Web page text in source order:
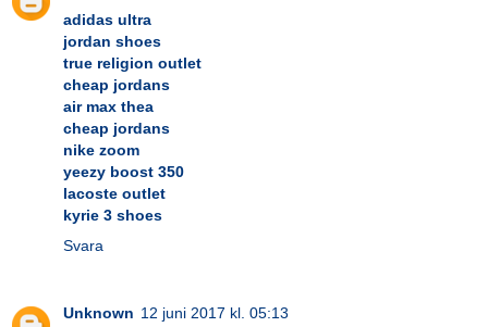
adidas ultra
jordan shoes
true religion outlet
cheap jordans
air max thea
cheap jordans
nike zoom
yeezy boost 350
lacoste outlet
kyrie 3 shoes
Svara
Unknown 12 juni 2017 kl. 05:13